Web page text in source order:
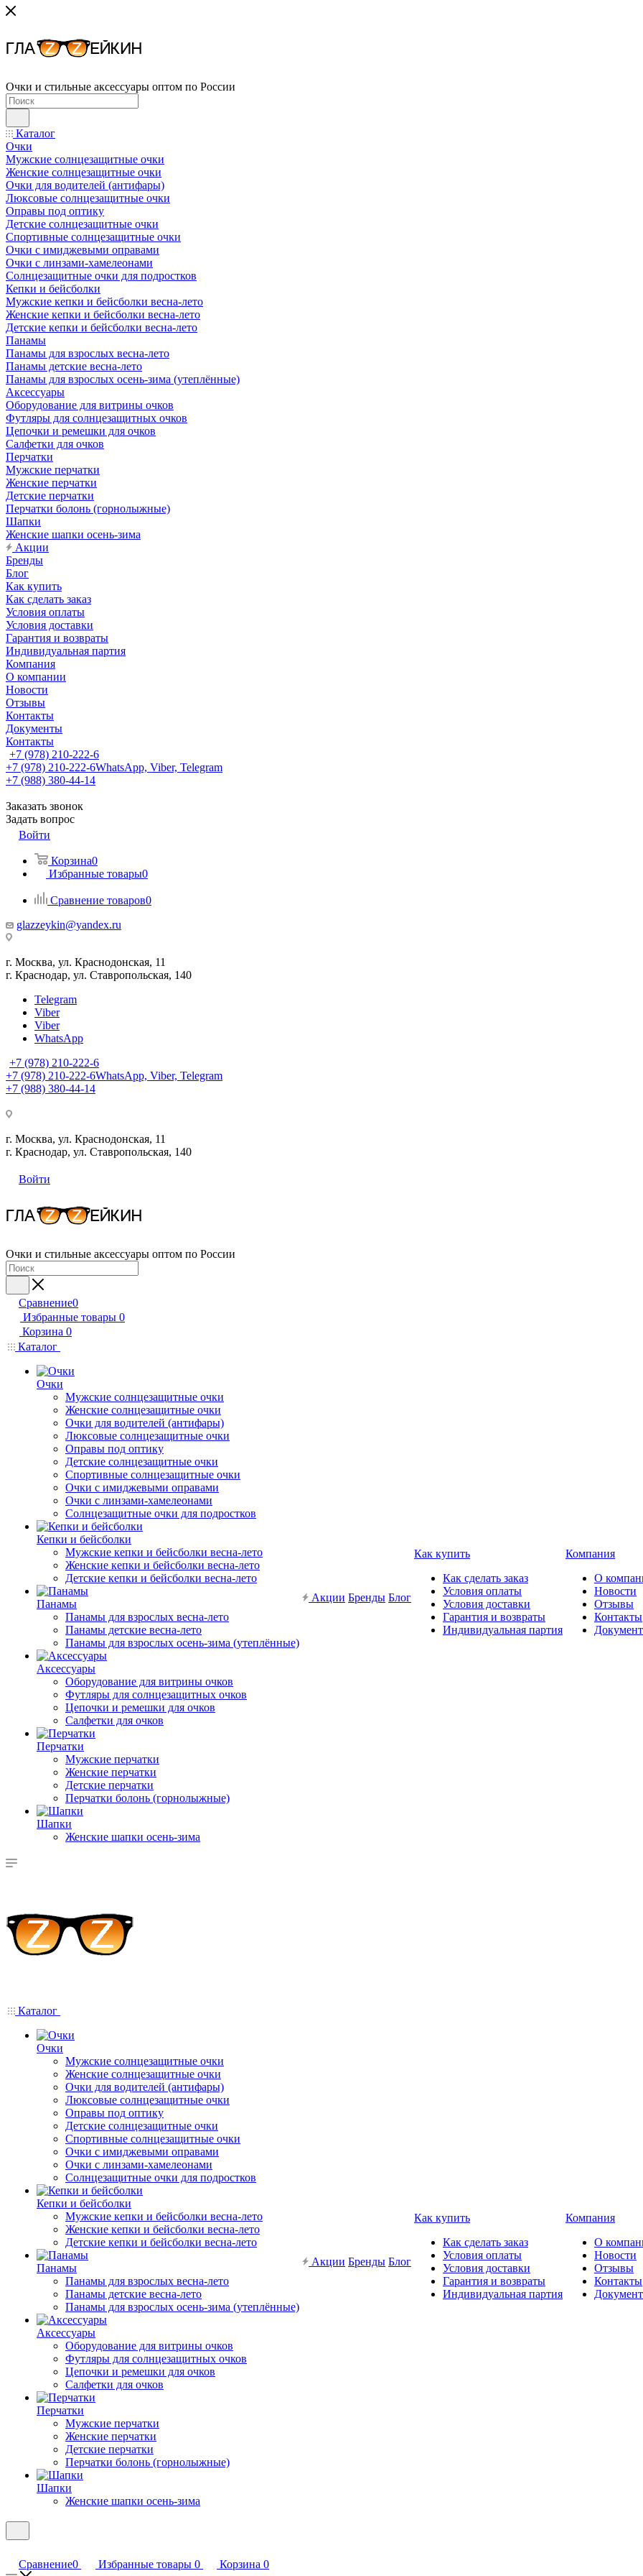
Очки и стильные аксессуары оптом по России
Каталог
Очки
Мужские солнцезащитные очки
Женские солнцезащитные очки
Очки для водителей (антифары)
Люксовые солнцезащитные очки
Оправы под оптику
Детские солнцезащитные очки
Спортивные солнцезащитные очки
Очки с имиджевыми оправами
Очки с линзами-хамелеонами
Солнцезащитные очки для подростков
Кепки и бейсболки
Мужские кепки и бейсболки весна-лето
Женские кепки и бейсболки весна-лето
Детские кепки и бейсболки весна-лето
Панамы
Панамы для взрослых весна-лето
Панамы детские весна-лето
Панамы для взрослых осень-зима (утеплённые)
Аксессуары
Оборудование для витрины очков
Футляры для солнцезащитных очков
Цепочки и ремешки для очков
Салфетки для очков
Перчатки
Мужские перчатки
Женские перчатки
Детские перчатки
Перчатки болонь (горнолыжные)
Шапки
Женские шапки осень-зима
Акции
Бренды
Блог
Как купить
Как сделать заказ
Условия оплаты
Условия доставки
Гарантия и возвраты
Индивидуальная партия
Компания
О компании
Новости
Отзывы
Контакты
Документы
Контакты
+7 (978) 210-222-6
+7 (978) 210-222-6WhatsApp, Viber, Telegram
+7 (988) 380-44-14
Заказать звонок
Задать вопрос
Войти
Корзина0
Избранные товары0
Сравнение товаров0
glazzeykin@yandex.ru
г. Москва, ул. Краснодонская, 11
г. Краснодар, ул. Ставропольская, 140
Telegram
Viber
Viber
WhatsApp
+7 (978) 210-222-6
+7 (978) 210-222-6WhatsApp, Viber, Telegram
+7 (988) 380-44-14
г. Москва, ул. Краснодонская, 11
г. Краснодар, ул. Ставропольская, 140
Войти
Очки и стильные аксессуары оптом по России
Сравнение0
Избранные товары 0
Корзина 0
Каталог
Очки
Мужские солнцезащитные очки
Женские солнцезащитные очки
Очки для водителей (антифары)
Люксовые солнцезащитные очки
Оправы под оптику
Детские солнцезащитные очки
Спортивные солнцезащитные очки
Очки с имиджевыми оправами
Очки с линзами-хамелеонами
Солнцезащитные очки для подростков
Кепки и бейсболки
Мужские кепки и бейсболки весна-лето
Женские кепки и бейсболки весна-лето
Детские кепки и бейсболки весна-лето
Панамы
Панамы для взрослых весна-лето
Панамы детские весна-лето
Панамы для взрослых осень-зима (утеплённые)
Аксессуары
Оборудование для витрины очков
Футляры для солнцезащитных очков
Цепочки и ремешки для очков
Салфетки для очков
Перчатки
Мужские перчатки
Женские перчатки
Детские перчатки
Перчатки болонь (горнолыжные)
Шапки
Женские шапки осень-зима
Акции Бренды Блог
Как купить
Как сделать заказ
Условия оплаты
Условия доставки
Гарантия и возвраты
Индивидуальная партия
Компания
О
Новости
Отзывы
Контакты
Каталог
Очки
Мужские солнцезащитные очки
Женские солнцезащитные очки
Очки для водителей (антифары)
Люксовые солнцезащитные очки
Оправы под оптику
Детские солнцезащитные очки
Спортивные солнцезащитные очки
Очки с имиджевыми оправами
Очки с линзами-хамелеонами
Солнцезащитные очки для подростков
Кепки и бейсболки
Мужские кепки и бейсболки весна-лето
Женские кепки и бейсболки весна-лето
Детские кепки и бейсболки весна-лето
Панамы
Панамы для взрослых весна-лето
Панамы детские весна-лето
Панамы для взрослых осень-зима (утеплённые)
Аксессуары
Оборудование для витрины очков
Футляры для солнцезащитных очков
Цепочки и ремешки для очков
Салфетки для очков
Перчатки
Мужские перчатки
Женские перчатки
Детские перчатки
Перчатки болонь (горнолыжные)
Шапки
Женские шапки осень-зима
Акции Бренды Блог
Как купить
Как сделать заказ
Условия оплаты
Условия доставки
Гарантия и возвраты
Индивидуальная партия
Компания
О
Новости
Отзывы
Контакты
Сравнение0 Избранные товары 0 Корзина 0